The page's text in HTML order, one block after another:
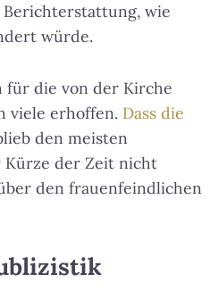
wie
würde.
für die von der Kirche
viele erhoffen. Dass die
den meisten
der Zeit nicht
den frauenfeindlichen